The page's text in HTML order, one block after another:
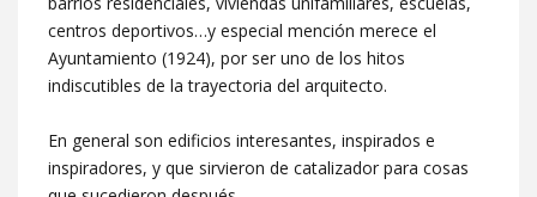
centros deportivos…y especial mención merece el
Ayuntamiento (1924), por ser uno de los hitos
indiscutibles de la trayectoria del arquitecto.
En general son edificios interesantes, inspirados e
inspiradores, y que sirvieron de catalizador para cosas